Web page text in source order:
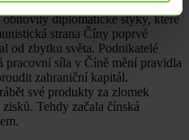
Čínu zahraničním
obnovily diplomatické styky, které
strana Číny poprvé
od zbytku světa. Podnikatelé
pracovní síla v Číně mění pravidla
zahraniční kapitál.
své produkty za zlomek
Tehdy začala čínská